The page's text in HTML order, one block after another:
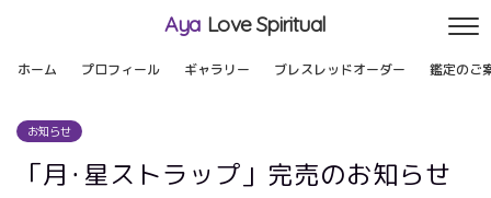
Aya Love Spiritual
ホーム プロフィール ギャラリー ブレスレッドオーダー 鑑定のご
お知らせ
「月･星ストラップ」完売のお知らせ